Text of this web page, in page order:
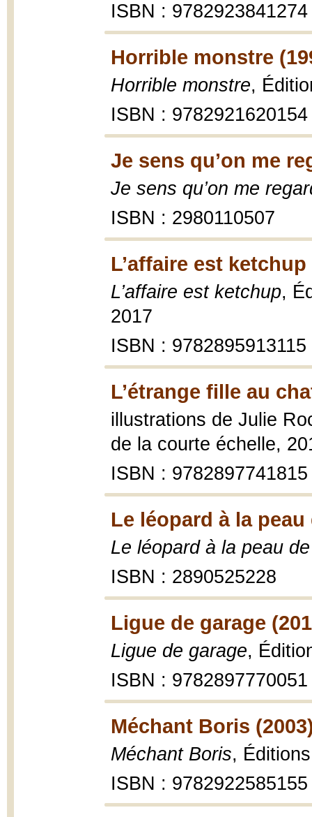
ISBN : 9782923841274
Horrible monstre
Horrible monstre,
ISBN : 9782921620154
Je sens qu’on me
Je sens qu’on me
ISBN : 2980110507
L’affaire est ketchup
L’affaire est ketchup,
2017
ISBN : 9782895913115
L’étrange fille au
illustrations de Julie
de la courte échelle,
ISBN : 9782897741815
Le léopard à la peau
Le léopard à la peau
ISBN : 2890525228
Ligue de garage
Ligue de garage,
ISBN : 9782897770051
Méchant Boris
Méchant Boris,
ISBN : 9782922585155